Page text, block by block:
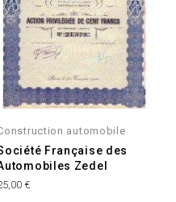
automobile
Française des
Zedel
€